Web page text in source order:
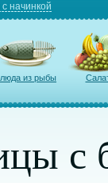
с начинкой
из рыбы
с